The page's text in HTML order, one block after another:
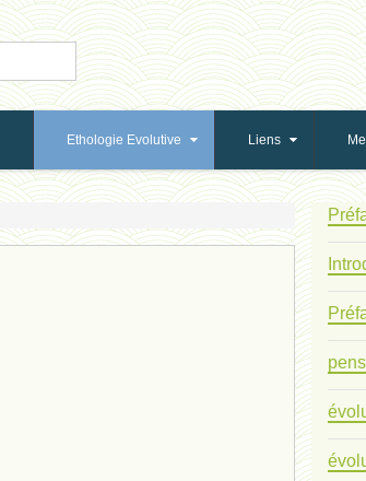
Ethologie Evolutive Liens